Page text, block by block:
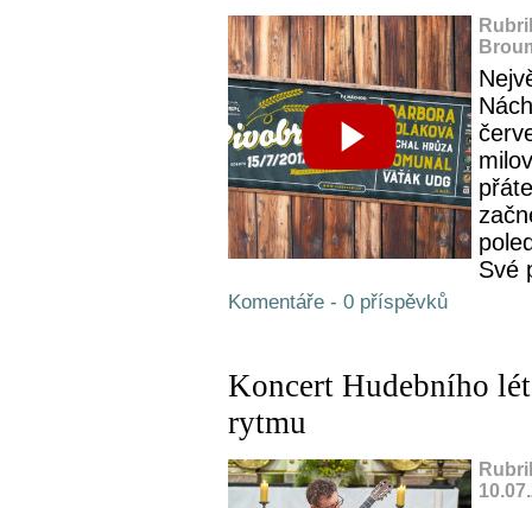
Své
Komentáře - 0 příspěvků
Koncert Hudebního
rytmu